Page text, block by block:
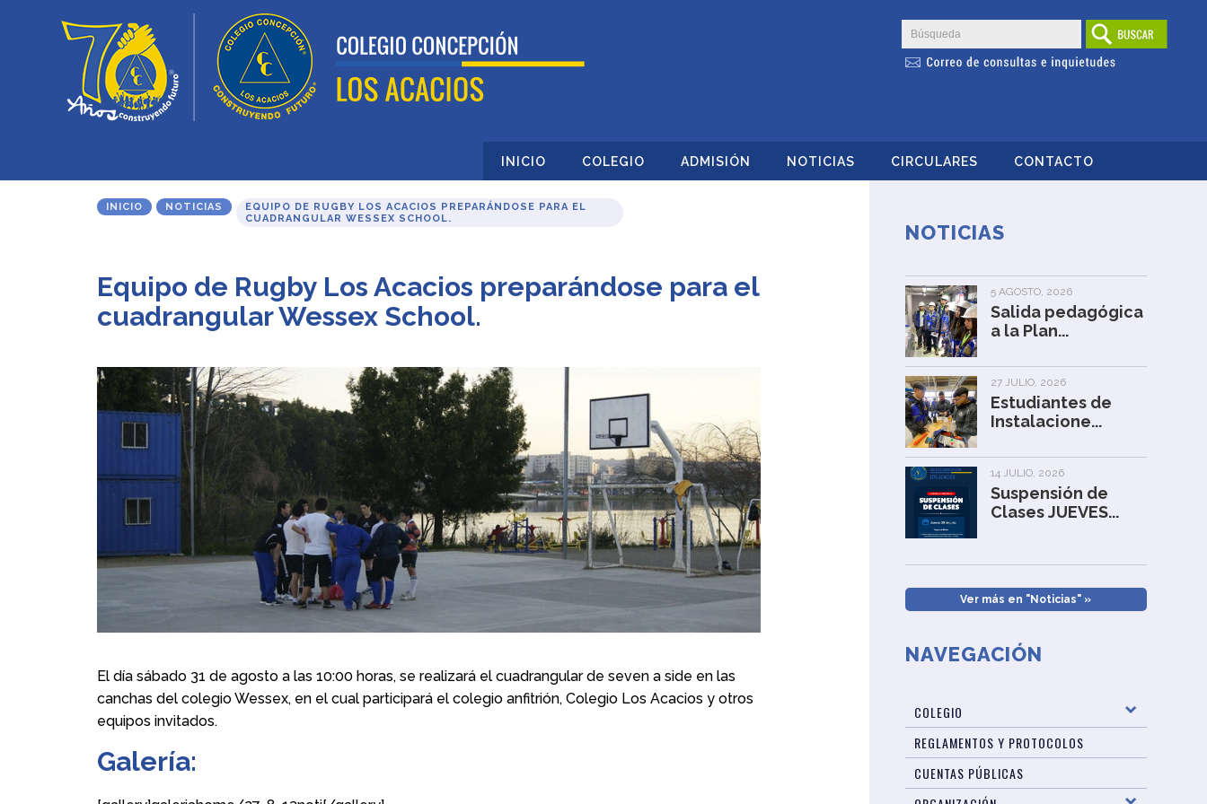
INICIO COLEGIO ADMISIÓN NOTICIAS CIRCULARES CONTACTO
INICIO NOTICIAS
EQUIPO DE RUGBY LOS ACACIOS PREPARÁNDOSE PARA EL
CUADRANGULAR WESSEX SCHOOL.
Equipo de Rugby Los Acacios preparándose para el
cuadrangular Wessex School.
El día sábado 31 de agosto a las 10:00 horas, se realizará el cuadrangular de seven a side en las
canchas del colegio Wessex, en el cual participará el colegio anfitrión, Colegio Los Acacios y otros
equipos invitados.
Galería:
NOTICIAS
5 AGOSTO, 2026
Salida pedagógica
a la Plan...
27 JULIO, 2026
Estudiantes de
Instalacione...
14 JULIO, 2026
Suspensión de
Clases JUEVES...
Ver más en "Noticias" »
NAVEGACIÓN
COLEGIO
REGLAMENTOS Y PROTOCOLOS
CUENTAS PÚBLICAS